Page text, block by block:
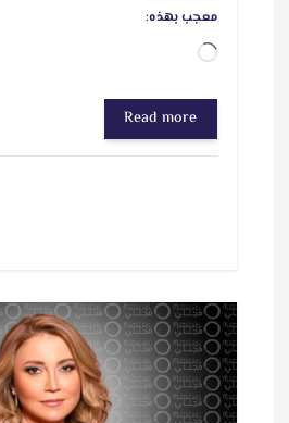
معجب بهذه:
ج
ا
ر
ي
ح
م
ي
Read more